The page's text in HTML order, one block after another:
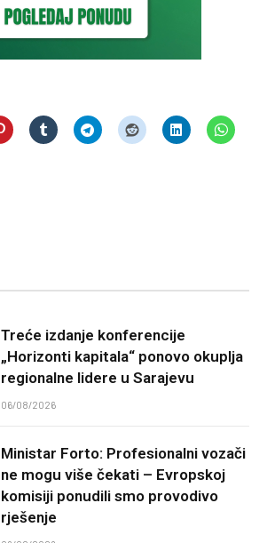
Treće izdanje konferencije
„Horizonti kapitala“ ponovo okuplja
regionalne lidere u Sarajevu
06/08/2026
Ministar Forto: Profesionalni vozači
ne mogu više čekati – Evropskoj
komisiji ponudili smo provodivo
rješenje